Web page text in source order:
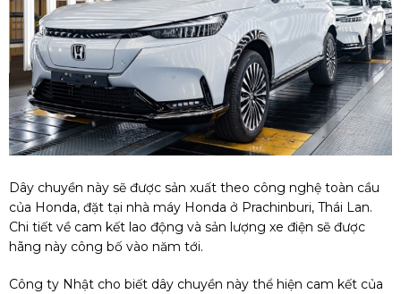
Dây chuyền này sẽ được sản xuất theo công nghệ toàn cầu
của Honda, đặt tại nhà máy Honda ở Prachinburi, Thái Lan.
Chi tiết về cam kết lao động và sản lượng xe điện sẽ được
hãng này công bố vào năm tới.
Công ty Nhật cho biết dây chuyền này thể hiện cam kết của